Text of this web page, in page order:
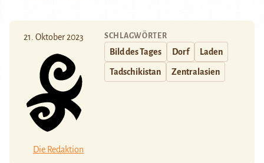
21. Oktober 2023
Die Redaktion
SCHLAGWÖRTER
Bild des Tages Dorf Laden
Tadschikistan Zentralasien